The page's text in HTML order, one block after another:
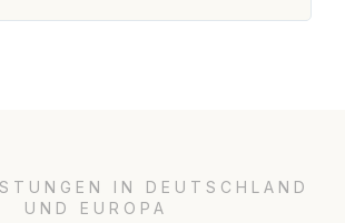
IN DEUTSCHLAND
UND EUROPA